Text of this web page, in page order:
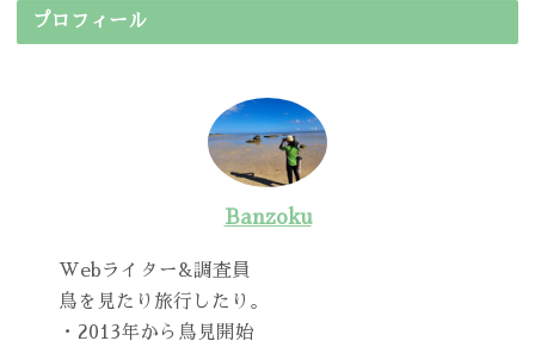
プロフィール
Banzoku
Webライター&調査員
鳥を見たり旅行したり。
・2013年から鳥見開始